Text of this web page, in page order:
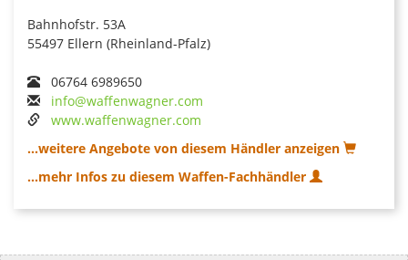
Bahnhofstr. 53A
55497 Ellern (Rheinland-Pfalz)
06764 6989650
info@waffenwagner.com
www.waffenwagner.com
...weitere Angebote von diesem Händler anzeigen
...mehr Infos zu diesem Waffen-Fachhändler